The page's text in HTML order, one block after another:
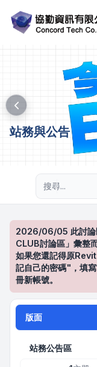
站務與公告
2026/06/05 此討論
CLUB討論區」彙整
如果您還記得原
記自己的密碼"，填
冊新帳號。
版面
站務公告區